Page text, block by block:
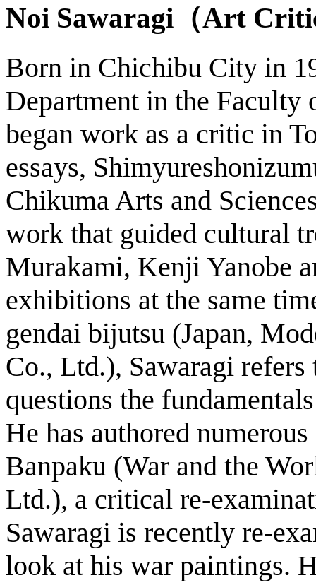
Noi Sawaragi （Art
Born in Chichibu City in
Department in the
began work as a critic in
essays,
Chikuma Arts and
work that guided cultural
Murakami, Kenji Yanobe
exhibitions at the same
gendai bijutsu (Japan,
Co., Ltd.), Sawaragi refers
questions the
He has authored
Banpaku (War and the
Ltd.), a critical re-
Sawaragi is recently re-
look at his war paintings.